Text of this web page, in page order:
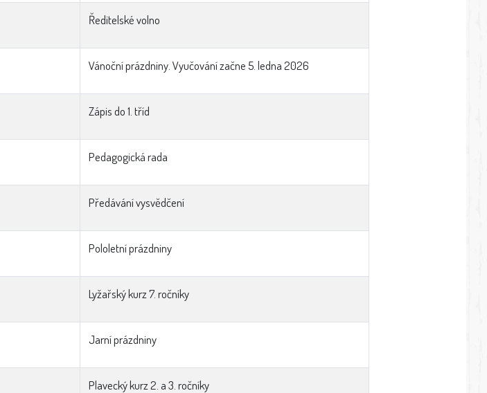
Ředitelské volno
Vánoční prázdniny. Vyučování začne 5. ledna 2026
Zápis do 1. tříd
Pedagogická rada
Předávání vysvědčení
Pololetní prázdniny
Lyžařský kurz 7. ročníky
Jarní prázdniny
Plavecký kurz 2. a 3. ročníky